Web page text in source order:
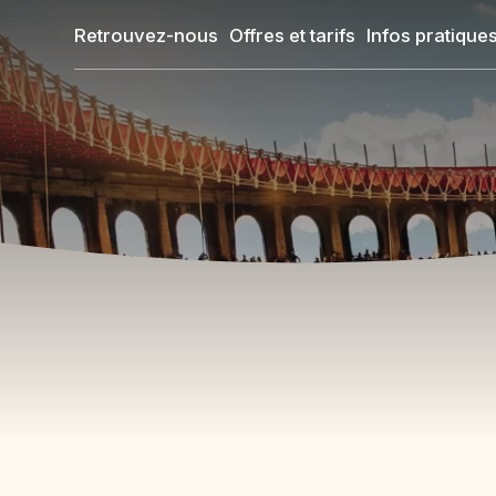
au
contenu
principal
Retrouvez-nous Offres et tarifs Infos